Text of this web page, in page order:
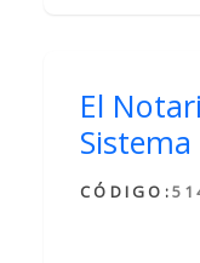
El
CÓDIGO: